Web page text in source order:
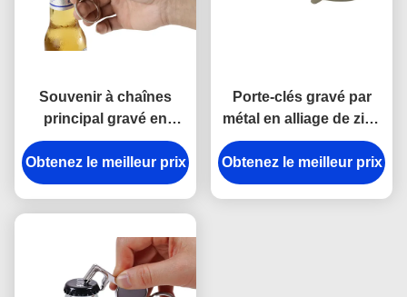
Souvenir à chaînes
principal gravé en
alliage de zinc de
rectangle d'ouvreur de
bouteille en métal
Obtenez le meilleur prix
Porte-clés gravé par
métal en alliage de zinc
personnalisé par ellipse
de chaîne principale
d'ouvreur de bouteille
Obtenez le meilleur prix